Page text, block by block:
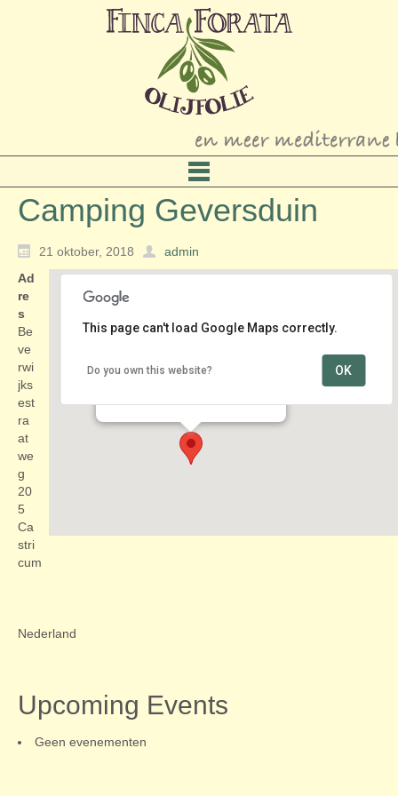
Camping Geversduin
21 oktober, 2018 admin
Camping Geversduin
This page can't load Google Maps correctly.
Do you own this website? OK
Ad
re
s
Be
ve
rwi
jks
est
ra
at
we
g
20
5
Ca
stri
cum
Nederland
Upcoming Events
Geen evenementen